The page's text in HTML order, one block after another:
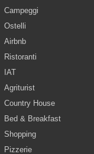
Campeggi
Ostelli
Airbnb
Ristoranti
IAT
Agriturist
Country House
Bed & Breakfast
Shopping
Pizzerie